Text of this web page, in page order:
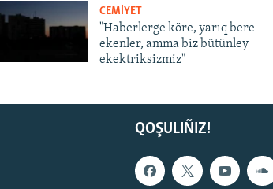
CEMİYET
"Haberlerge köre, yarıq bere
ekenler, amma biz bütünley
ekektriksizmiz"
QOŞULIÑIZ!